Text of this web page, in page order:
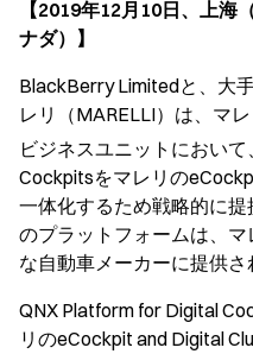
【2019年12月10日、上海
ナダ）】
BlackBerry Limitedと、大
レリ（MARELLI）は、マ
ビジネスユニットにおいて
Cockpitsをマレリの
一体化するため戦略的に
のプラットフォームは、
な自動車メーカーに提供さ
QNX Platform for Digital
リのeCockpit and Digital